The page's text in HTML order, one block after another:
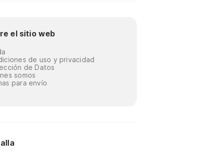
el sitio web
de uso y privacidad
de Datos
somos
para envío